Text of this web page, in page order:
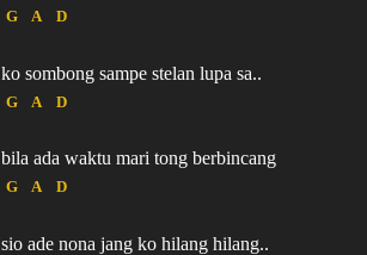
G A D
ko sombong sampe stelan lupa sa..
G A D
bila ada waktu mari tong berbincang
G A D
sio ade nona jang ko hilang hilang..